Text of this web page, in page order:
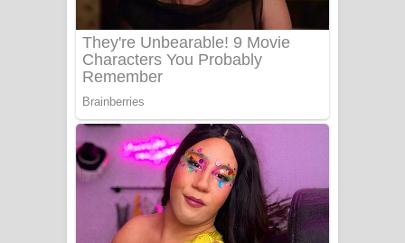
දුන් ආදරේ ගීතයේ පද පෙළ
Liyamuda Dan Anagathe Song Lyrics
- ලියමුද දැන් අනාගතේ ගීතයේ පද පෙළ
Doni Song Lyrics - දෝණි ගීතයේ පද
Benthara Palame Song Lyrics -